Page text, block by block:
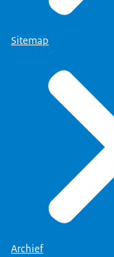
Sitemap
Archief